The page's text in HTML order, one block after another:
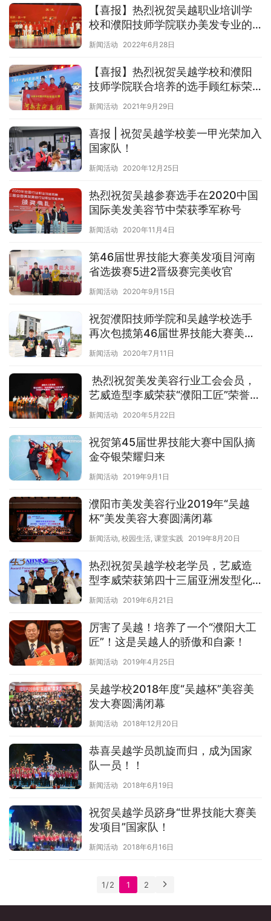
【喜报】热烈祝贺吴越职业培训学
校和濮阳技师学院联办美发专业的
选手再次包揽河南省第一届职业技
新闻活动 2022年6月28日
【喜报】热烈祝贺吴越学校和濮阳
技师学院联合培养的选手顾红标荣
获全国乡村振兴职业技能大赛美发
新闻活动 2021年9月29日
喜报 | 祝贺吴越学校姜一甲光荣加入
国家队！
新闻活动 2020年12月25日
热烈祝贺吴越参赛选手在2020中国
国际美发美容节中荣获季军称号
新闻活动 2020年11月4日
第46届世界技能大赛美发项目河南
省选拨赛5进2晋级赛完美收官
新闻活动 2020年9月15日
祝贺濮阳技师学院和吴越学校选手
再次包揽第46届世界技能大赛美发
项目河南省选拔赛前三名的好成
新闻活动 2020年7月11日
热烈祝贺美发美容行业工会会员，
艺威造型李威荣获“濮阳工匠”荣誉称
号！
新闻活动 2020年5月22日
祝贺第45届世界技能大赛中国队摘
金夺银荣耀归来
新闻活动 2019年9月1日
濮阳市美发美容行业2019年“吴越
杯”美发美容大赛圆满闭幕
新闻活动 校园生活 课堂实践 2019年8月20日
热烈祝贺吴越学校老学员，艺威造
型李威荣获第四十三届亚洲发型化
妆大赛女士造型总分第三名的好成
新闻活动 2019年6月21日
厉害了吴越！培养了一个“濮阳大工
匠”！这是吴越人的骄傲和自豪！
新闻活动 2019年4月25日
吴越学校2018年度“吴越杯”美容美
发大赛圆满闭幕
新闻活动 2018年12月20日
恭喜吴越学员凯旋而归，成为国家
队一员！！
新闻活动 2018年6月19日
祝贺吴越学员跻身“世界技能大赛美
发项目”国家队！
新闻活动 2018年6月16日
1 / 2 1 2